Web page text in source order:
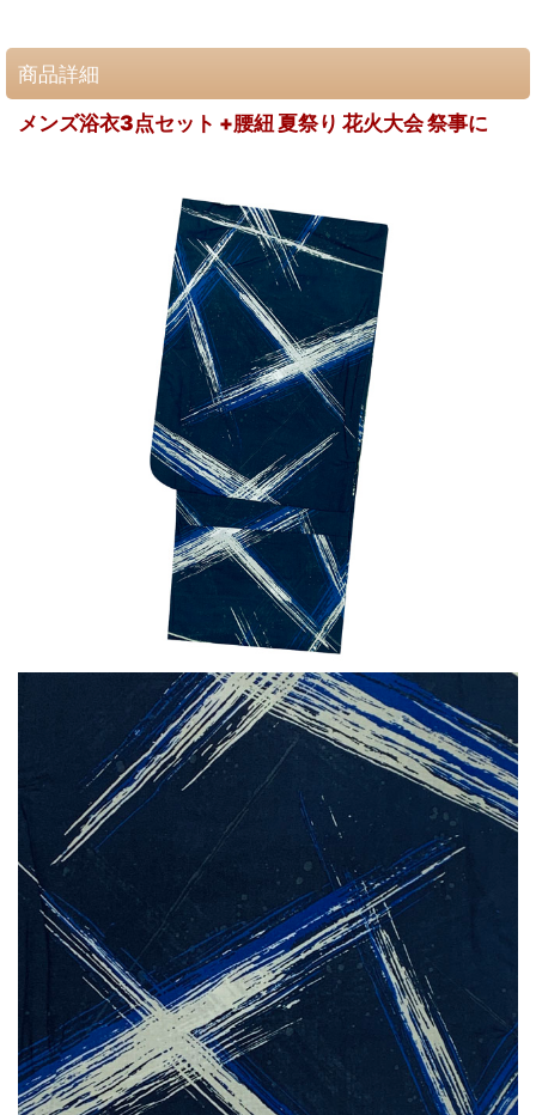
商品詳細
メンズ浴衣3点セット +腰紐 夏祭り 花火大会 祭事に